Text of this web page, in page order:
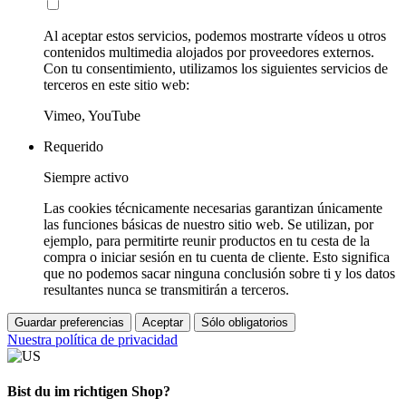
Al aceptar estos servicios, podemos mostrarte vídeos u otros
contenidos multimedia alojados por proveedores externos.
Con tu consentimiento, utilizamos los siguientes servicios de
terceros en este sitio web:
Vimeo, YouTube
Requerido
Siempre activo
Las cookies técnicamente necesarias garantizan únicamente
las funciones básicas de nuestro sitio web. Se utilizan, por
ejemplo, para permitirte reunir productos en tu cesta de la
compra o iniciar sesión en tu cuenta de cliente. Esto significa
que no podemos sacar ninguna conclusión sobre ti y los datos
resultantes nunca se transmitirán a terceros.
Guardar preferencias Aceptar Sólo obligatorios
Nuestra política de privacidad
Bist du im richtigen Shop?